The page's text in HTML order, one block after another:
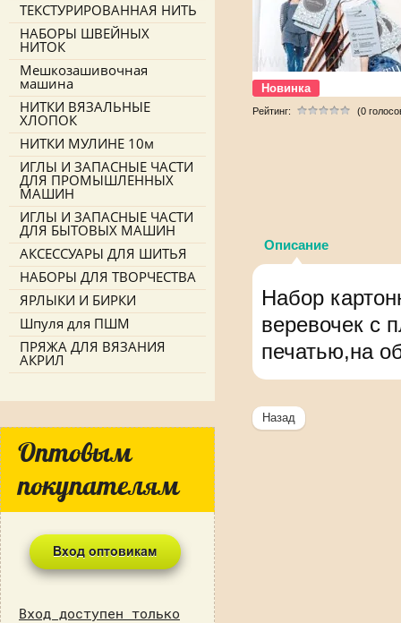
Новинка
Рейтинг: (0
Описание
Набор
веревочек с
печатью,на
Назад
ТЕКСТУРИРОВАННАЯ НИТЬ
НАБОРЫ ШВЕЙНЫХ
НИТОК
Мешкозашивочная
машина
НИТКИ ВЯЗАЛЬНЫЕ
ХЛОПОК
НИТКИ МУЛИНЕ 10м
ИГЛЫ И ЗАПАСНЫЕ ЧАСТИ
ДЛЯ ПРОМЫШЛЕННЫХ
МАШИН
ИГЛЫ И ЗАПАСНЫЕ ЧАСТИ
ДЛЯ БЫТОВЫХ МАШИН
АКСЕССУАРЫ ДЛЯ ШИТЬЯ
НАБОРЫ ДЛЯ ТВОРЧЕСТВА
ЯРЛЫКИ И БИРКИ
Шпуля для ПШМ
ПРЯЖА ДЛЯ ВЯЗАНИЯ
АКРИЛ
Оптовым
покупателям
Вход доступен только